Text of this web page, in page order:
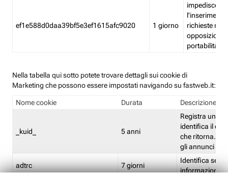
ef1e588d0daa39bf5e3ef1615afc9020 1 giorno
impedisce
l'inserimento
richieste
opposizione
portabilità
Nella tabella qui sotto potete trovare dettagli sui cookie di
Marketing che possono essere impostati navigando su fastweb.it:
Nome cookie Durata Descrizione
_kuid_ 5 anni
Registra un ID
identifica il
che ritorna.
gli annunci
adtrc 7 giorni
Identifica se
informazioni